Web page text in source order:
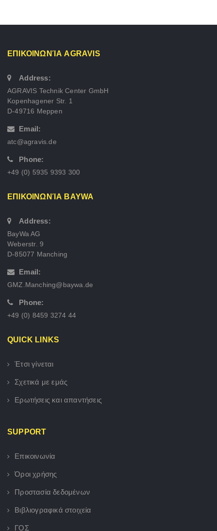
ΕΠΙΚΟΙΝΩΝΊΑ AGRAVIS
Address:
AGRAVIS Technik Center GmbH
Kopenhagener Str. 1
D-49716 Meppen
Email:
atc@agravis.de
Phone:
+49 (0) 5935 9393 300
ΕΠΙΚΟΙΝΩΝΊΑ BAYWA
Address:
BayWa AG
Weberstr. 9
D-85077 Manching
Email:
GMZ.Manching@baywa.de
Phone:
+49 (0) 8459 3274 44
QUICK LINKS
Έτσι γίνεται
Σχετικά με εμάς
Ερωτήσεις και απαντήσεις
SUPPORT
Επικοινωνία
Όροι χρήσης
Προστασία δεδομένων
Βιβλιογραφικά στοιχεία
ΓΟΣ